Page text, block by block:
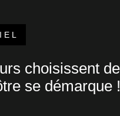
choisissent
se démarque !